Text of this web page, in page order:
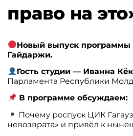
право на
Новый выпуск программы
Гайдаржи.
Гость студии — Иванна
Парламента Республики
В программе обсуждаем:
Почему роспуск ЦИК
невозврата» и привёл к